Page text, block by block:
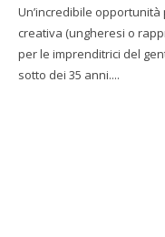
Un’incredibile
creativa (ungheresi o
per le imprenditrici del
sotto dei 35 anni....